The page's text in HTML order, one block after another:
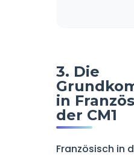
3. Die
in
der CM1
Französisch in